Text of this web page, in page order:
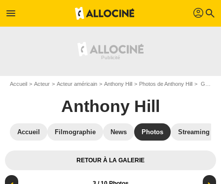
menu profil search
Accueil Acteur Acteur américain Anthony Hill Photos de Anthony Hill Grey's Anatomy : Photo Anthony Hill
Anthony Hill
Accueil Filmographie News Photos Streaming
RETOUR À LA GALERIE